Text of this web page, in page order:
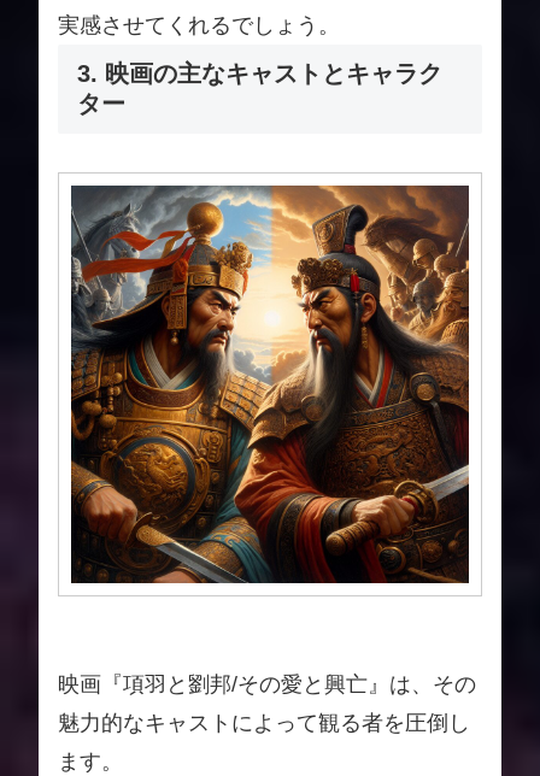
実感させてくれるでしょう。
3. 映画の主なキャストとキャラク
ター
映画『項羽と劉邦/その愛と興亡』は、その
魅力的なキャストによって観る者を圧倒し
ます。